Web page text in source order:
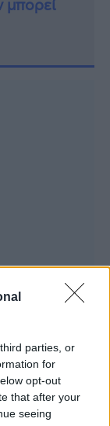
parties, or
for
opt-out
that after your
seeing
μπορεί